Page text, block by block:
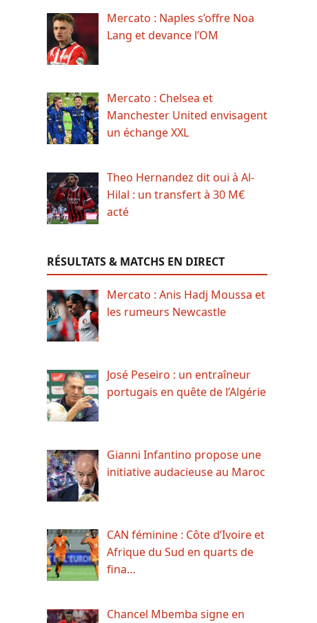
Mercato : Naples s’offre Noa
Lang et devance l’OM
Mercato : Chelsea et
Manchester United envisagent
un échange XXL
Theo Hernandez dit oui à Al-
Hilal : un transfert à 30 M€
acté
RÉSULTATS & MATCHS EN DIRECT
Mercato : Anis Hadj Moussa et
les rumeurs Newcastle
José Peseiro : un entraîneur
portugais en quête de l’Algérie
Gianni Infantino propose une
initiative audacieuse au Maroc
CAN féminine : Côte d’Ivoire et
Afrique du Sud en quarts de
fina…
Chancel Mbemba signe en